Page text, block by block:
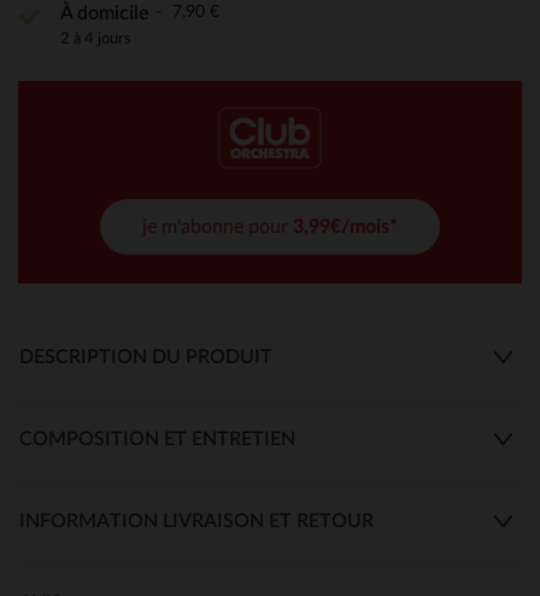
À domicile 7,90 €
2 à 4 jours
je m'abonne pour 3,99€/mois*
DESCRIPTION DU PRODUIT
COMPOSITION ET ENTRETIEN
INFORMATION LIVRAISON ET RETOUR